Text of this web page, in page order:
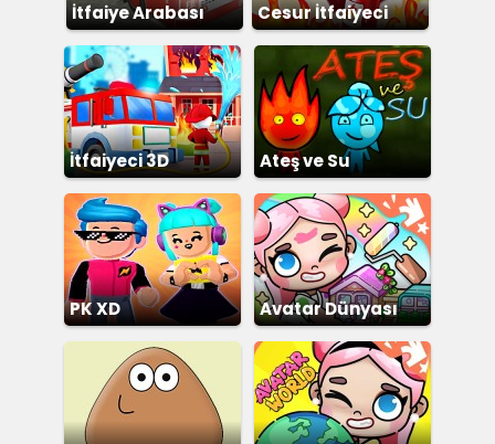
İtfaiye Arabası Cesur İtfaiyeci
İtfaiyeci 3D Ateş ve Su
PK XD
Avatar Dünyası
Şehir Hayatı